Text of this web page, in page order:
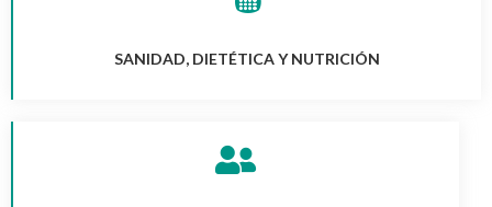
SANIDAD, DIETÉTICA Y NUTRICIÓN